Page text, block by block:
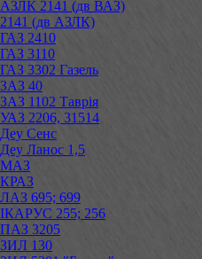
АЗЛК 2141 (дв ВАЗ)
2141 (дв АЗЛК)
ГАЗ 2410
ГАЗ 3110
ГАЗ 3302 Газель
ЗАЗ 40
ЗАЗ 1102 Таврія
УАЗ 2206, 31514
Деу Сенс
Деу Ланос 1,5
МАЗ
КРАЗ
ЛАЗ 695; 699
ІКАРУС 255; 256
ПАЗ 3205
ЗИЛ 130